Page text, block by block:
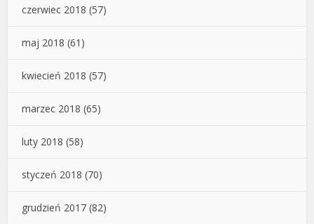
czerwiec 2018 (57)
maj 2018 (61)
kwiecień 2018 (57)
marzec 2018 (65)
luty 2018 (58)
styczeń 2018 (70)
grudzień 2017 (82)